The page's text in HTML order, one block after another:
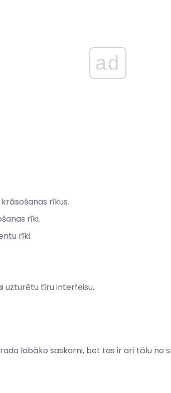
ad
rīkus.
rīki.
rīki.
uzturētu tīru interfeisu.
labāko saskarni, bet tas ir arī tālu no